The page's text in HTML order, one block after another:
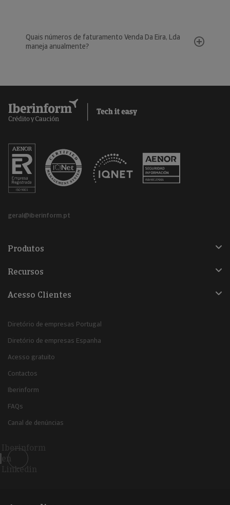
Quais números de faturamento Venda Da Eira, Lda
maneja anualmente?
geral@iberinform.pt
Produtos
Recursos
Acesso Clientes
Diretório de empresas Portugal
Diretório de empresas Espanha
Acesso gratuito
Contactos
Iberinform
FAQs
Canal de denúncias
Iberinform
en
Linkedin